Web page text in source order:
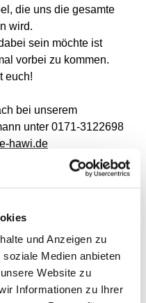
und Anzeigen zu
Medien anbieten
Website zu
Informationen zu Ihrer
die uns die gesamte
wird.
sein möchte ist
vorbei zu kommen.
euch!
bei unserem
unter 0171-3122698
hawi.de